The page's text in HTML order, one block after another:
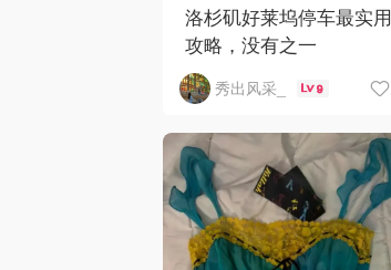
洛杉矶好莱坞停车最实用
攻略，没有之一
秀出风采_ 9